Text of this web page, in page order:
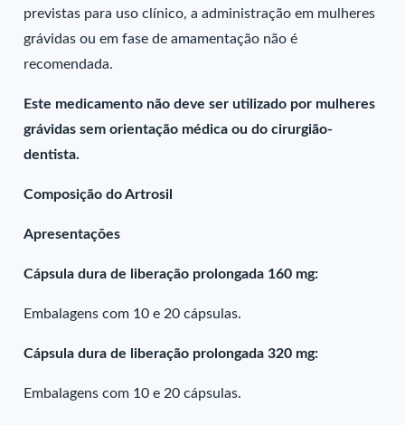
previstas para uso clínico, a administração em mulheres
grávidas ou em fase de amamentação não é
recomendada.
Este medicamento não deve ser utilizado por mulheres
grávidas sem orientação médica ou do cirurgião-
dentista.
Composição do Artrosil
Apresentações
Cápsula dura de liberação prolongada 160 mg:
Embalagens com 10 e 20 cápsulas.
Cápsula dura de liberação prolongada 320 mg:
Embalagens com 10 e 20 cápsulas.